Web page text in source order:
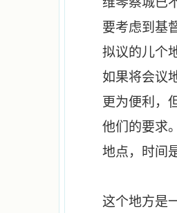
要考虑到基
拟议的儿个
如果将会议
更为便利，
他们的要求
地点，时间
这个地方是